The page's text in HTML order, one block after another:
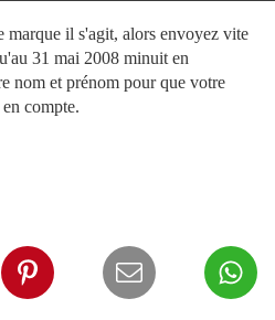
marque il s'agit, alors envoyez vite
31 mai 2008 minuit en
nom et prénom pour que votre
compte.